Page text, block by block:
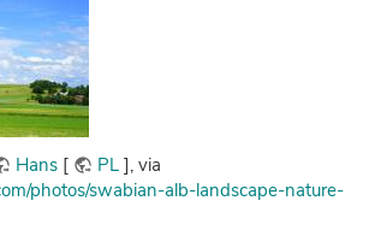
Hans [ PL ], via
photos/swabian-alb-landscape-nature-